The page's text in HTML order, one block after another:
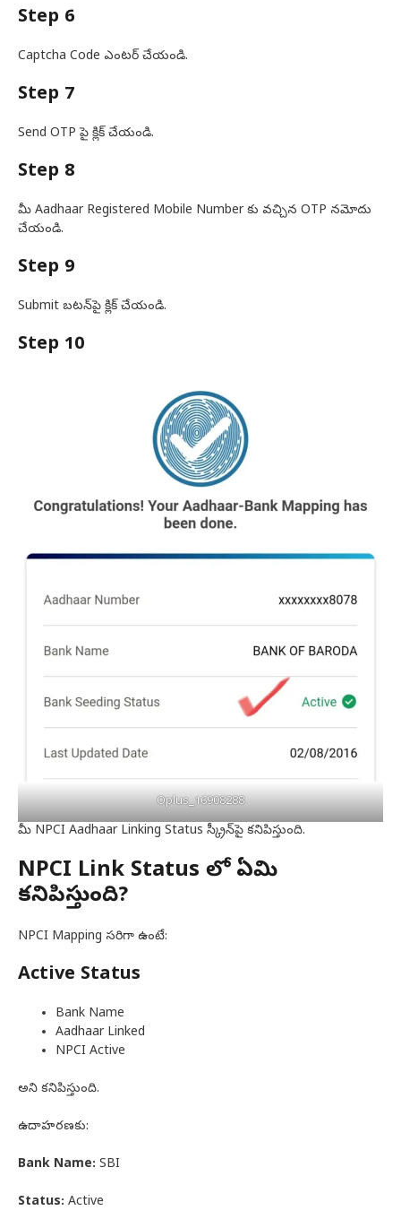
Step 6
Captcha Code ఎంటర్ చేయండి.
Step 7
Send OTP పై క్లిక్ చేయండి.
Step 8
మీ Aadhaar Registered Mobile Number కు వచ్చిన OTP నమోదు
చేయండి.
Step 9
Submit బటన్‌పై క్లిక్ చేయండి.
Step 10
Oplus_16908288
మీ NPCI Aadhaar Linking Status స్క్రీన్‌పై కనిపిస్తుంది.
NPCI Link Status లో ఏమి
కనిపిస్తుంది?
NPCI Mapping సరిగా ఉంటే:
Active Status
Bank Name
Aadhaar Linked
NPCI Active
అని కనిపిస్తుంది.
ఉదాహరణకు:
Bank Name: SBI
Status: Active